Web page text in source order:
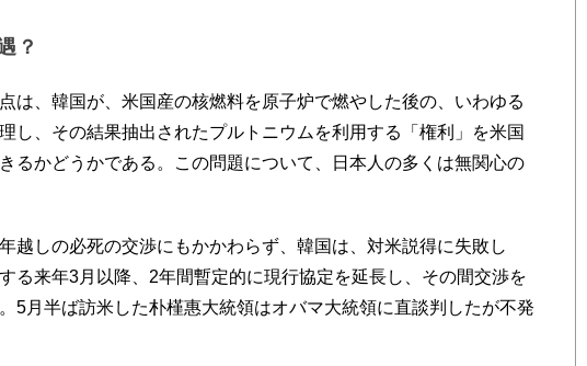
？
は、韓国が、米国産の核燃料を原子炉で燃やした後の、いわゆる
し、その結果抽出されたプルトニウムを利用する「権利」を米国
るかどうかである。この問題について、日本人の多くは無関心の
越しの必死の交渉にもかかわらず、韓国は、対米説得に失敗し
る来年3月以降、2年間暫定的に現行協定を延長し、その間交渉を
5月半ば訪米した朴槿惠大統領はオバマ大統領に直談判したが不発